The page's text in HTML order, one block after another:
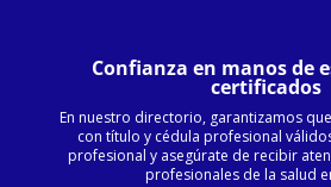
Confianza en manos de
certificados
En nuestro directorio, garantizamos
con título y cédula profesional
profesional y asegúrate de recibir
profesionales de la salud